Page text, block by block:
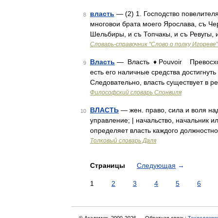
8 власть — (2) 1. Господство
многовои брата моего Ярослава, съ
Шельбиры, и съ Топчакы, и съ Ревугы,
Словарь-справочник "Слово о полку Игореве"
9 Власть — Власть ♦ Pouvoir
есть его наличные средства
Следовательно, власть существует в
Философский словарь Спонвиля
10 ВЛАСТЬ — жен. право, сила и воля
управление; | начальство, начальник
определяет власть каждого
Толковый словарь Даля
Страницы Следующая →
1 2 3 4 5 6